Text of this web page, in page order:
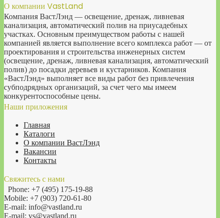
О компании VastLand
Компания ВастЛэнд — освещение, дренаж, ливневая
канализация, автоматический полив на приусадебных
участках. Основным преимуществом работы с нашей
компанией является выполнение всего комплекса работ — от
проектирования и строительства инженерных систем
(освещение, дренаж, ливневая канализация, автоматический
полив) до посадки деревьев и кустарников. Компания
«ВастЛэнд» выполняет все виды работ без привлечения
субподрядных организаций, за счет чего мы имеем
конкурентоспособные цены.
Наши приложения
Главная
Каталоги
О компании ВастЛэнд
Вакансии
Контакты
Свяжитесь с нами
Phone: +7 (495) 175-19-88
Mobile: +7 (903) 720-61-80
E-mail: info@vastland.ru
E-mail: vs@vastland.ru